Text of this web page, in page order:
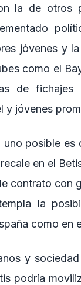
la de otros
jóvenes y
como el
de fichajes
y jóvenes
posible
en el
contrato con
la
como en
y
podría